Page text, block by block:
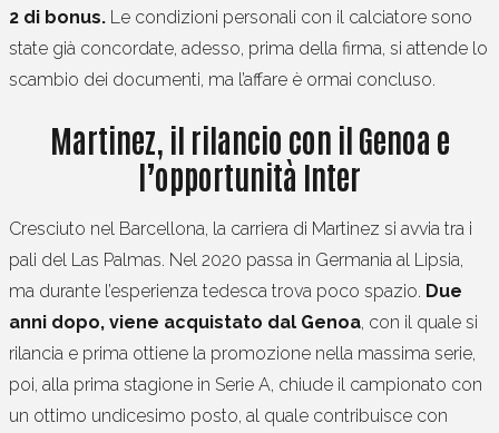
2 di bonus. Le condizioni personali con il calciatore sono
state già concordate, adesso, prima della firma, si attende lo
scambio dei documenti, ma l’affare è ormai concluso.
Martinez, il rilancio con il Genoa e
l’opportunità Inter
Cresciuto nel Barcellona, la carriera di Martinez si avvia tra i
pali del Las Palmas. Nel 2020 passa in Germania al Lipsia,
ma durante l’esperienza tedesca trova poco spazio. Due
anni dopo, viene acquistato dal Genoa, con il quale si
rilancia e prima ottiene la promozione nella massima serie,
poi, alla prima stagione in Serie A, chiude il campionato con
un ottimo undicesimo posto, al quale contribuisce con